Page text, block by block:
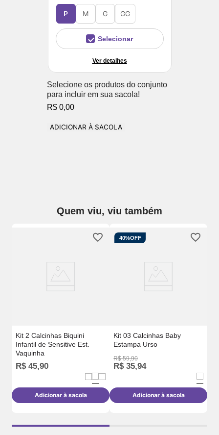
P M G GG
Selecionar
Ver detalhes
Selecione os produtos do conjunto
para incluir em sua sacola!
R$ 0,00
ADICIONAR À SACOLA
Quem viu, viu também
Kit 2 Calcinhas Biquini
Infantil de Sensitive Est.
Vaquinha
R$ 45,90
Adicionar à sacola
40%OFF
Kit 03 Calcinhas Baby
Estampa Urso
R$ 59,90
R$ 35,94
Adicionar à sacola